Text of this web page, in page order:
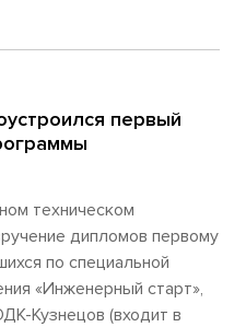
первый
техническом
дипломов первому
по специальной
«Инженерный старт»,
Кузнецов (входит в